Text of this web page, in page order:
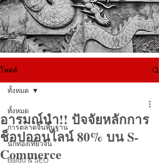
โพสต์
ทั้งหมด
การตลาดจีนพื้นฐาน
นักท่องเที่ยวจีน
Baidu & SEO
ทั้งหมด
อารมณ์นำ!! ปัจจัยหลักการ
ช็อปออนไลน์ 80% บน S-
Commerce